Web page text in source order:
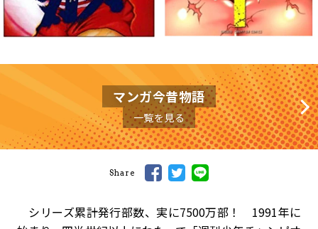
マンガ今昔物語
一覧を見る
Share
シリーズ累計発行部数、実に7500万部！ 1991年に